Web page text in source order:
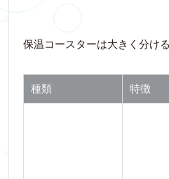
保温コースターは大きく分け
種類 特徴